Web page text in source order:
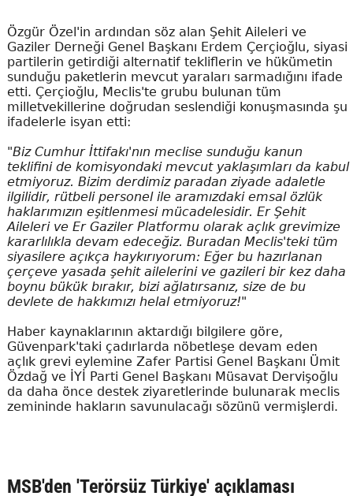
Özgür Özel'in ardından söz alan Şehit Aileleri ve
Gaziler Derneği Genel Başkanı Erdem Çerçioğlu, siyasi
partilerin getirdiği alternatif tekliflerin ve hükümetin
sunduğu paketlerin mevcut yaraları sarmadığını ifade
etti. Çerçioğlu, Meclis'te grubu bulunan tüm
milletvekillerine doğrudan seslendiği konuşmasında şu
ifadelerle isyan etti:
"Biz Cumhur İttifakı'nın meclise sunduğu kanun
teklifini de komisyondaki mevcut yaklaşımları da kabul
etmiyoruz. Bizim derdimiz paradan ziyade adaletle
ilgilidir, rütbeli personel ile aramızdaki emsal özlük
haklarımızın eşitlenmesi mücadelesidir. Er Şehit
Aileleri ve Er Gaziler Platformu olarak açlık grevimize
kararlılıkla devam edeceğiz. Buradan Meclis'teki tüm
siyasilere açıkça haykırıyorum: Eğer bu hazırlanan
çerçeve yasada şehit ailelerini ve gazileri bir kez daha
boynu bükük bırakır, bizi ağlatırsanız, size de bu
devlete de hakkımızı helal etmiyoruz!"
Haber kaynaklarının aktardığı bilgilere göre,
Güvenpark'taki çadırlarda nöbetleşe devam eden
açlık grevi eylemine Zafer Partisi Genel Başkanı Ümit
Özdağ ve İYİ Parti Genel Başkanı Müsavat Dervişoğlu
da daha önce destek ziyaretlerinde bulunarak meclis
zemininde hakların savunulacağı sözünü vermişlerdi.
MSB'den 'Terörsüz Türkiye' açıklaması